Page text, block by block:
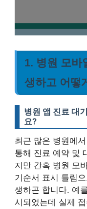
1. 병원 모바
생하고 어떻
병원 앱 진료 대
요?
최근 많은 병원에
통해 진료 예약 및
지만 간혹 병원 모
기순서 표시 틀림
생하곤 합니다. 예
시되었는데 실제